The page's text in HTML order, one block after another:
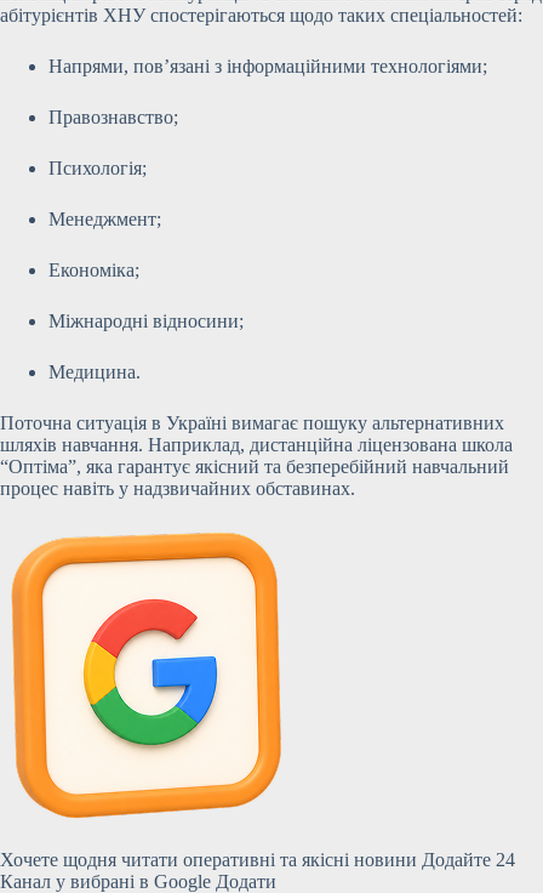
абітурієнтів ХНУ спостерігаються щодо таких спеціальностей:
Напрями, пов’язані з інформаційними технологіями;
Правознавство;
Психологія;
Менеджмент;
Економіка;
Міжнародні відносини;
Медицина.
Поточна ситуація в Україні вимагає пошуку альтернативних
шляхів навчання. Наприклад, дистанційна ліцензована школа
“Оптіма”, яка гарантує якісний та безперебійний навчальний
процес навіть у надзвичайних обставинах.
Хочете щодня читати оперативні та якісні новини Додайте 24
Канал у вибрані в Google Додати